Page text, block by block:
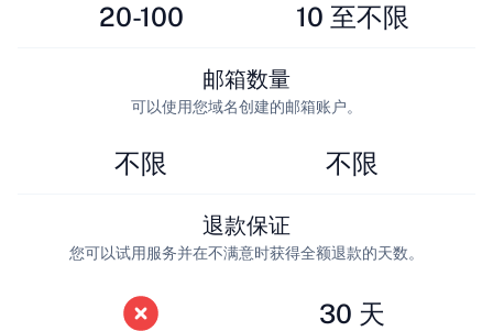
20-100 10 至不限
不限
邮箱数量
可以使用您域名创建的邮箱账户。
不限
退款保证
您可以试用服务并在不满意时获得全额退款的天数。
30 天